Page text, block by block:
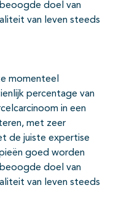
doel van
van leven steeds
momenteel
percentage van
in een
met zeer
de juiste expertise
goed worden
doel van
van leven steeds